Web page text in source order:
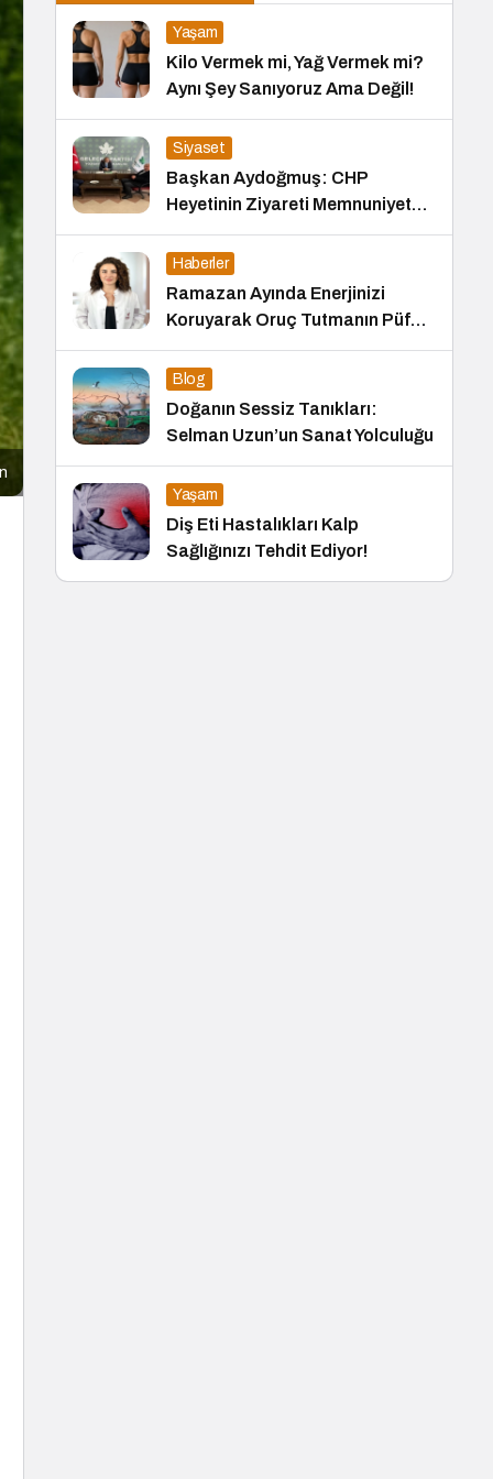
Yaşam
Kilo Vermek mi, Yağ Vermek mi?
Aynı Şey Sanıyoruz Ama Değil!
Siyaset
Başkan Aydoğmuş: CHP
Heyetinin Ziyareti Memnuniyet
Verici
Haberler
Ramazan Ayında Enerjinizi
Koruyarak Oruç Tutmanın Püf
Noktaları
Blog
Doğanın Sessiz Tanıkları:
Selman Uzun’un Sanat Yolculuğu
Yaşam
Diş Eti Hastalıkları Kalp
Sağlığınızı Tehdit Ediyor!